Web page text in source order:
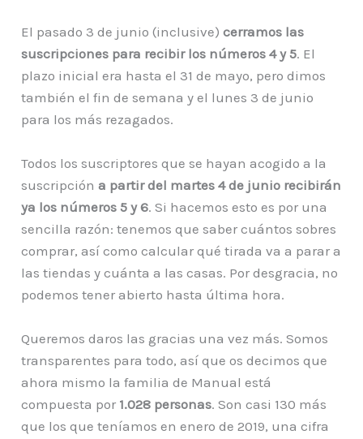
El pasado 3 de junio (inclusive)cerramos las
suscripciones para recibir los números 4 y 5. El
plazo inicial era hasta el 31 de mayo, pero dimos
también el fin de semana y el lunes 3 de junio
para los más rezagados.
Todos los suscriptores que se hayan acogido a la
suscripcióna partir del martes 4 de junio recibirán
ya los números 5 y 6. Si hacemos esto es por una
sencilla razón: tenemos que saber cuántos sobres
comprar, así como calcular qué tirada va a parar a
las tiendas y cuánta a las casas. Por desgracia, no
podemos tener abierto hasta última hora.
Queremos daros las gracias una vez más. Somos
transparentes para todo, así que os decimos que
ahora mismo la familia de Manual está
compuesta por 1.028 personas. Son casi 130 más
que los que teníamos en enero de 2019, una cifra